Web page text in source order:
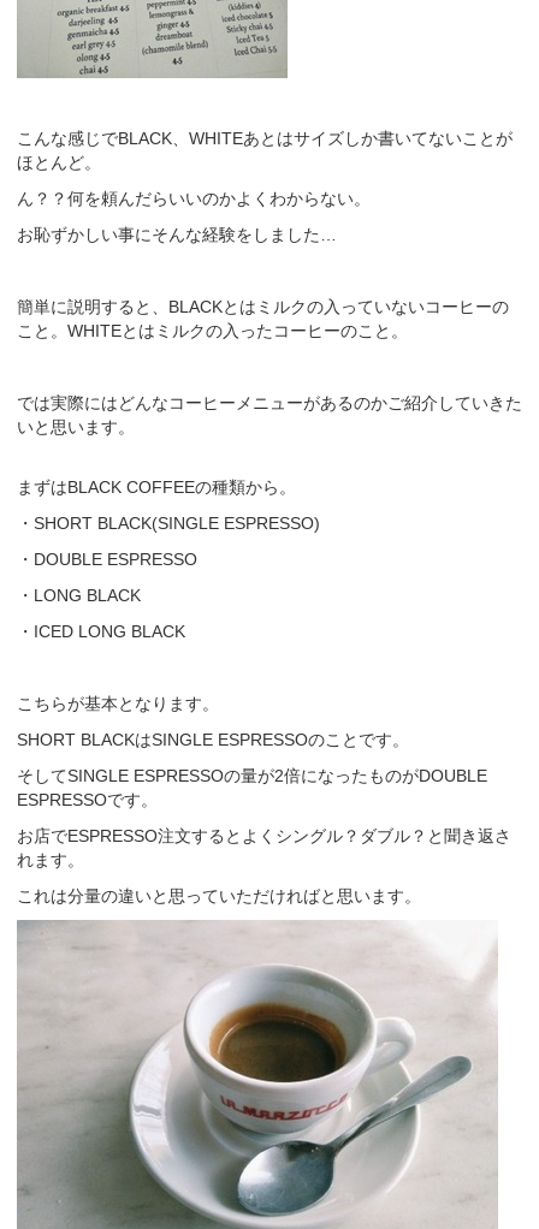
こんな感じでBLACK、WHITEあとはサイズしか書いてないことが
ほとんど。
ん？？何を頼んだらいいのかよくわからない。
お恥ずかしい事にそんな経験をしました…
簡単に説明すると、BLACKとはミルクの入っていないコーヒーの
こと。WHITEとはミルクの入ったコーヒーのこと。
では実際にはどんなコーヒーメニューがあるのかご紹介していきた
いと思います。
まずはBLACK COFFEEの種類から。
・SHORT BLACK(SINGLE ESPRESSO)
・DOUBLE ESPRESSO
・LONG BLACK
・ICED LONG BLACK
こちらが基本となります。
SHORT BLACKはSINGLE ESPRESSOのことです。
そしてSINGLE ESPRESSOの量が2倍になったものがDOUBLE
ESPRESSOです。
お店でESPRESSO注文するとよくシングル？ダブル？と聞き返さ
れます。
これは分量の違いと思っていただければと思います。